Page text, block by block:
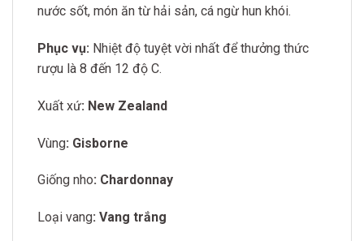
nước sốt, món ăn từ hải sản, cá ngừ hun khói.
Phục vụ: Nhiệt độ tuyệt vời nhất để thưởng thức
rượu là 8 đến 12 độ C.
Xuất xứ: New Zealand
Vùng: Gisborne
Giống nho: Chardonnay
Loại vang: Vang trắng